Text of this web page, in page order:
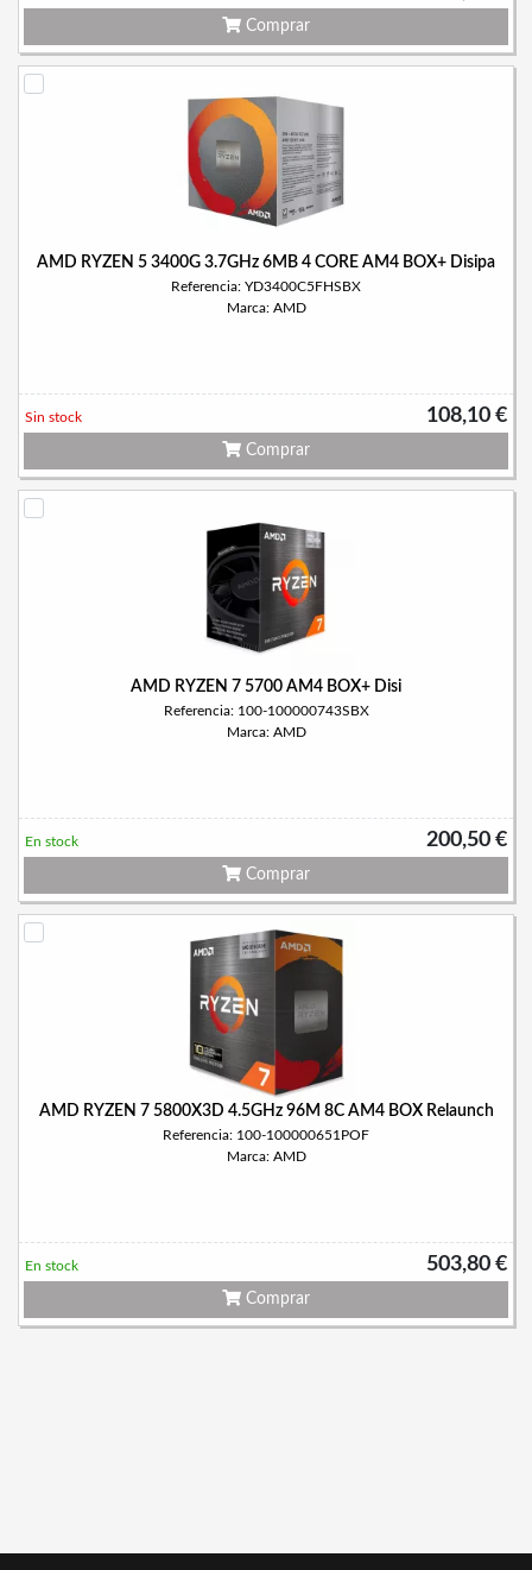
Comprar
AMD RYZEN 5 3400G 3.7GHz 6MB 4 CORE AM4 BOX+ Disipa
Referencia: YD3400C5FHSBX
Marca: AMD
108,10 €
Sin stock
Comprar
AMD RYZEN 7 5700 AM4 BOX+ Disi
Referencia: 100-100000743SBX
Marca: AMD
200,50 €
En stock
Comprar
AMD RYZEN 7 5800X3D 4.5GHz 96M 8C AM4 BOX Relaunch
Referencia: 100-100000651POF
Marca: AMD
503,80 €
En stock
Comprar